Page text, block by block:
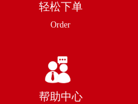
轻松下单
Order
帮助中心